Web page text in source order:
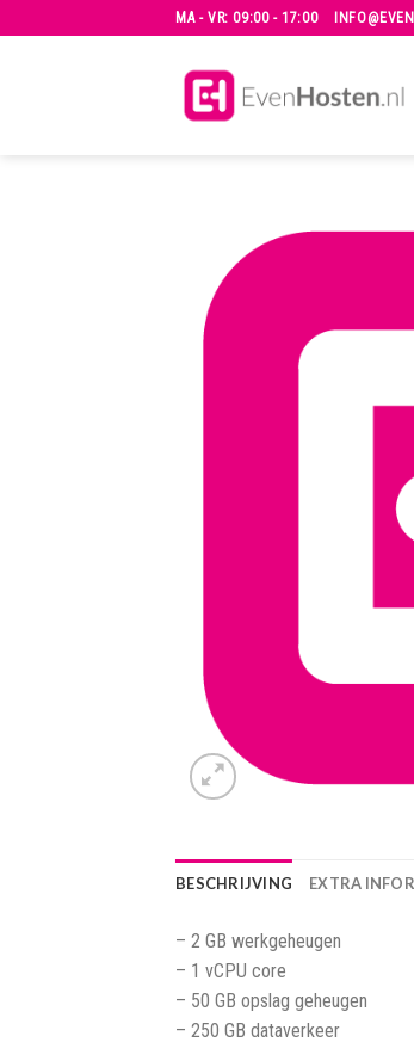
to
MA - VR: 09:00 - 17:00
BESCHRIJVING EXTRA
– 2 GB werkgeheugen
– 1 vCPU core
– 50 GB opslag geheugen
– 250 GB dataverkeer